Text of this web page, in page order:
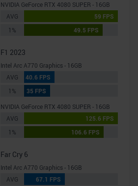
NVIDIA GeForce RTX 4080 SUPER - 16GB
AVG
59 FPS
1%
49.5 FPS
F1 2023
Intel Arc A770 Graphics - 16GB
AVG
40.6 FPS
1%
35 FPS
NVIDIA GeForce RTX 4080 SUPER - 16GB
AVG
125.6 FPS
1%
106.6 FPS
Far Cry 6
Intel Arc A770 Graphics - 16GB
AVG
67.1 FPS